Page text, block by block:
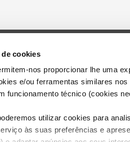
cookies
nos proporcionar lhe uma
e/ou ferramentas similares
funcionamento técnico (cookies
utilizar cookies para
às suas preferências e